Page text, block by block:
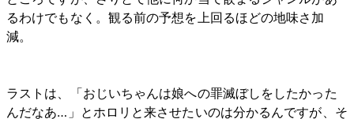
るわけでもなく。観る前の予想を上回るほどの地味さ加
減。
ラストは、「おじいちゃんは娘への罪滅ぼしをしたかった
んだなあ…」とホロリと来させたいのは分かるんですが、そ